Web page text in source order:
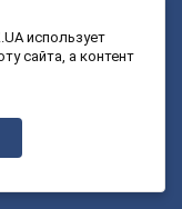
использует
сайта, а контент